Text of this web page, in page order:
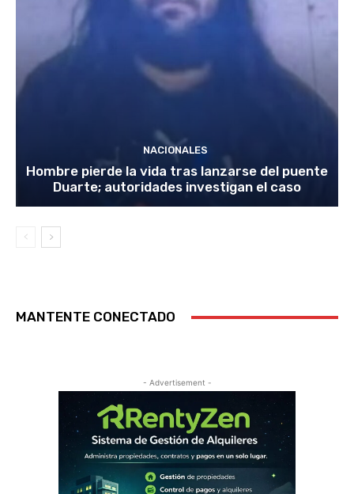
NACIONALES
Hombre pierde la vida tras lanzarse del puente
Duarte; autoridades investigan el caso
MANTENTE CONECTADO
- Advertisement -